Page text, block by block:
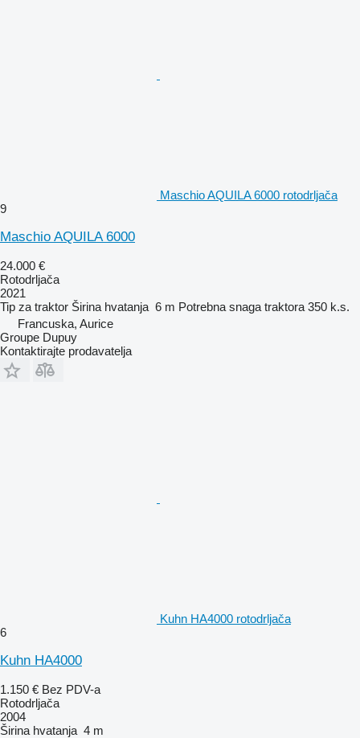
Maschio AQUILA 6000 rotodrljača
9
Maschio AQUILA 6000
24.000 €
Rotodrljača
2021
Tip za traktor Širina hvatanja 6 m Potrebna snaga traktora 350 k.s.
Francuska, Aurice
Groupe Dupuy
Kontaktirajte prodavatelja
Kuhn HA4000 rotodrljača
6
Kuhn HA4000
1.150 € Bez PDV-a
Rotodrljača
2004
Širina hvatanja 4 m